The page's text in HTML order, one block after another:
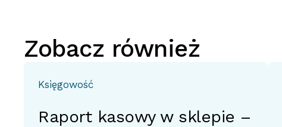
Zobacz również
Księgowość
Raport kasowy w sklepie –